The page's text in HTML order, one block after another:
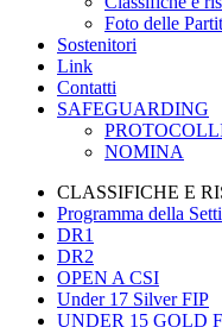
Foto delle
Sostenitori
Link
Contatti
SAFEGUARDING
NOMINA
CLASSIFICHE E
Programma della
DR1
DR2
OPEN A CSI
Under 17 Silver FIP
UNDER 15 GOLD